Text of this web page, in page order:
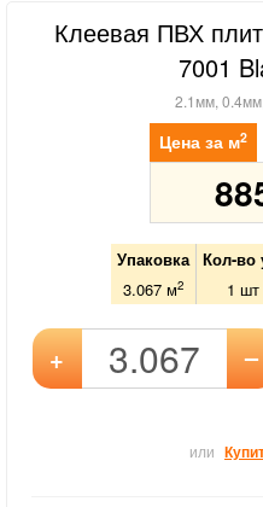
Клеевая ПВХ
7001
2.1мм,
Цена за м2
Упаковка Кол-во
3.067 м2 1 шт
+ –
или